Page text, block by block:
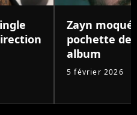
Zayn
pochette de
album
5 février 2026